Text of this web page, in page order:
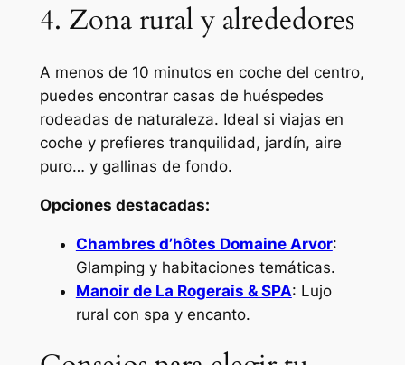
4. Zona rural y alrededores
A menos de 10 minutos en coche del centro,
puedes encontrar casas de huéspedes
rodeadas de naturaleza. Ideal si viajas en
coche y prefieres tranquilidad, jardín, aire
puro… y gallinas de fondo.
Opciones destacadas:
Chambres d’hôtes Domaine Arvor:
Glamping y habitaciones temáticas.
Manoir de La Rogerais & SPA: Lujo
rural con spa y encanto.